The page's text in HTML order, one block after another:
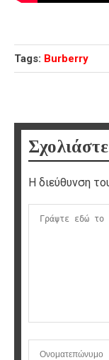
Tags: Burberry
Η διεύθυνση